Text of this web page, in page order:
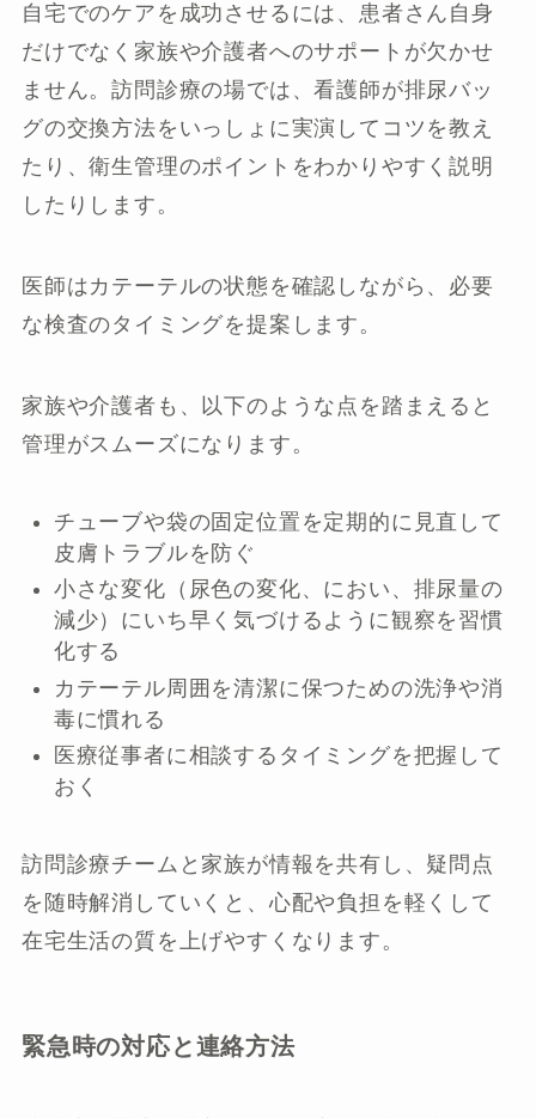
自宅でのケアを成功させるには、患者さん自身
だけでなく家族や介護者へのサポートが欠かせ
ません。訪問診療の場では、看護師が排尿バッ
グの交換方法をいっしょに実演してコツを教え
たり、衛生管理のポイントをわかりやすく説明
したりします。
医師はカテーテルの状態を確認しながら、必要
な検査のタイミングを提案します。
家族や介護者も、以下のような点を踏まえると
管理がスムーズになります。
チューブや袋の固定位置を定期的に見直して
皮膚トラブルを防ぐ
小さな変化（尿色の変化、におい、排尿量の
減少）にいち早く気づけるように観察を習慣
化する
カテーテル周囲を清潔に保つための洗浄や消
毒に慣れる
医療従事者に相談するタイミングを把握して
おく
訪問診療チームと家族が情報を共有し、疑問点
を随時解消していくと、心配や負担を軽くして
在宅生活の質を上げやすくなります。
緊急時の対応と連絡方法